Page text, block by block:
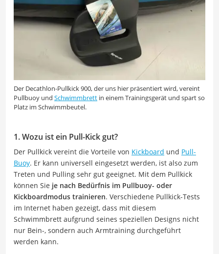
Der Decathlon-Pullkick 900, der uns hier präsentiert wird, vereint
Pullbuoy und Schwimmbrett in einem Trainingsgerät und spart so
Platz im Schwimmbeutel.
1. Wozu ist ein Pull-Kick gut?
Der Pullkick vereint die Vorteile von Kickboard und Pull-
Buoy. Er kann universell eingesetzt werden, ist also zum
Treten und Pulling sehr gut geeignet. Mit dem Pullkick
können Sie je nach Bedürfnis im Pullbuoy- oder
Kickboardmodus trainieren. Verschiedene Pullkick-Tests
im Internet haben gezeigt, dass mit diesem
Schwimmbrett aufgrund seines speziellen Designs nicht
nur Bein-, sondern auch Armtraining durchgeführt
werden kann.